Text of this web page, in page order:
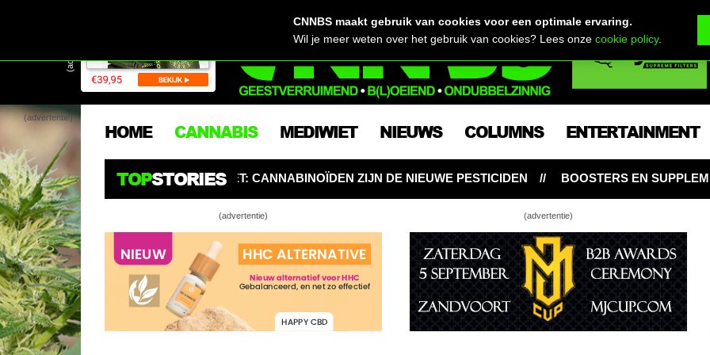
(advertentie)
(advertentie)
HOME CANNABIS MEDIWIET NIEUWS COLUMNS ENTERTAINMENT
TOPSTORIES
OPGELET: CANNABINOÏDEN ZIJN DE NIEUWE PESTICIDEN BOOSTERS EN SUPPLEMENTEN: NOODZAKELIJK
(advertentie) (advertentie)
Mooier dan maansverduistering: spierwitte wiettoppen!
Kijk! De 200 beste wietsoorten voor 2020
CNNBS maakt gebruik van cookies voor een optimale ervaring.
Wil je meer weten over het gebruik van cookies? Lees onzecookie policy.